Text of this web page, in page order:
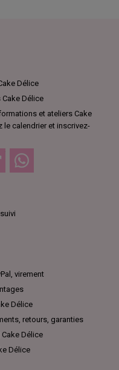
Délice
Délice
et ateliers Cake
le calendrier et inscrivez-
TikTok
virement
Délice
retours, garanties
Délice
Délice